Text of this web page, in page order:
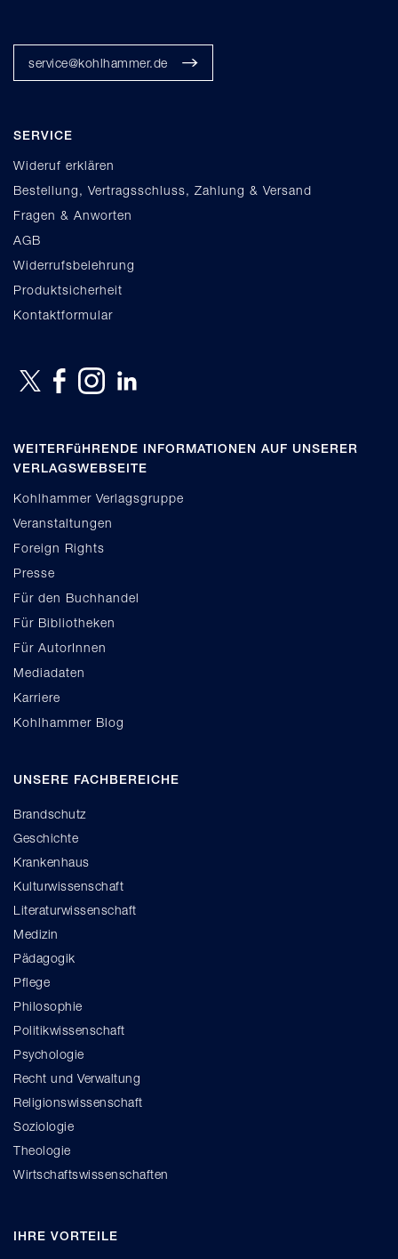
service@kohlhammer.de
SERVICE
Wideruf erklären
Bestellung, Vertragsschluss, Zahlung & Versand
Fragen & Anworten
AGB
Widerrufsbelehrung
Produktsicherheit
Kontaktformular
WEITERFüHRENDE INFORMATIONEN AUF UNSERER
VERLAGSWEBSEITE
Kohlhammer Verlagsgruppe
Veranstaltungen
Foreign Rights
Presse
Für den Buchhandel
Für Bibliotheken
Für AutorInnen
Mediadaten
Karriere
Kohlhammer Blog
UNSERE FACHBEREICHE
Brandschutz
Geschichte
Krankenhaus
Kulturwissenschaft
Literaturwissenschaft
Medizin
Pädagogik
Pflege
Philosophie
Politikwissenschaft
Psychologie
Recht und Verwaltung
Religionswissenschaft
Soziologie
Theologie
Wirtschaftswissenschaften
IHRE VORTEILE